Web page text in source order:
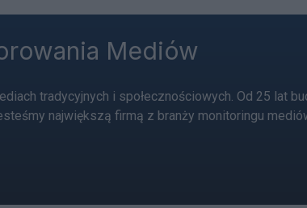
Mediów
tradycyjnych i społecznościowych. Od 25 lat
największą firmą z branży monitoringu